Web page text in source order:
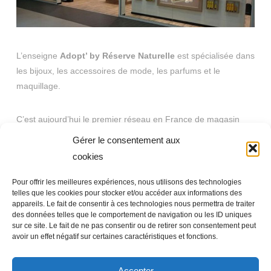
Gérer le consentement aux
cookies
Pour offrir les meilleures expériences, nous utilisons des technologies
telles que les cookies pour stocker et/ou accéder aux informations des
appareils. Le fait de consentir à ces technologies nous permettra de traiter
des données telles que le comportement de navigation ou les ID uniques
sur ce site. Le fait de ne pas consentir ou de retirer son consentement peut
avoir un effet négatif sur certaines caractéristiques et fonctions.
L’enseigne Adopt’ by Réserve Naturelleest spécialisée dans
les bijoux, les accessoires de mode, les parfums et le
maquillage.
C’est aujourd’hui le premier réseau en France de magasin
Horaires : du lundi au samedi de 9h30 à 20h.
Tel. : 05.55.58.86.79